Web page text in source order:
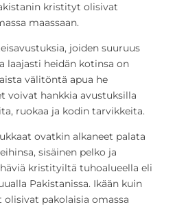
kristityt olisivat
maassaan.
joiden suuruus
laajasti heidän kotinsa on
välitöntä apua he
voivat hankkia avustuksilla
ruokaa ja kodin tarvikkeita.
ovatkin alkaneet palata
sisäinen pelko ja
kristityiltä tuhoalueella eli
Pakistanissa. Ikään kuin
pakolaisia omassa